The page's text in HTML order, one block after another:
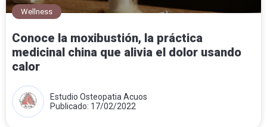
Wellness
Conoce la moxibustión, la práctica
medicinal china que alivia el dolor usando
calor
Estudio Osteopatia Acuos
Publicado: 17/02/2022